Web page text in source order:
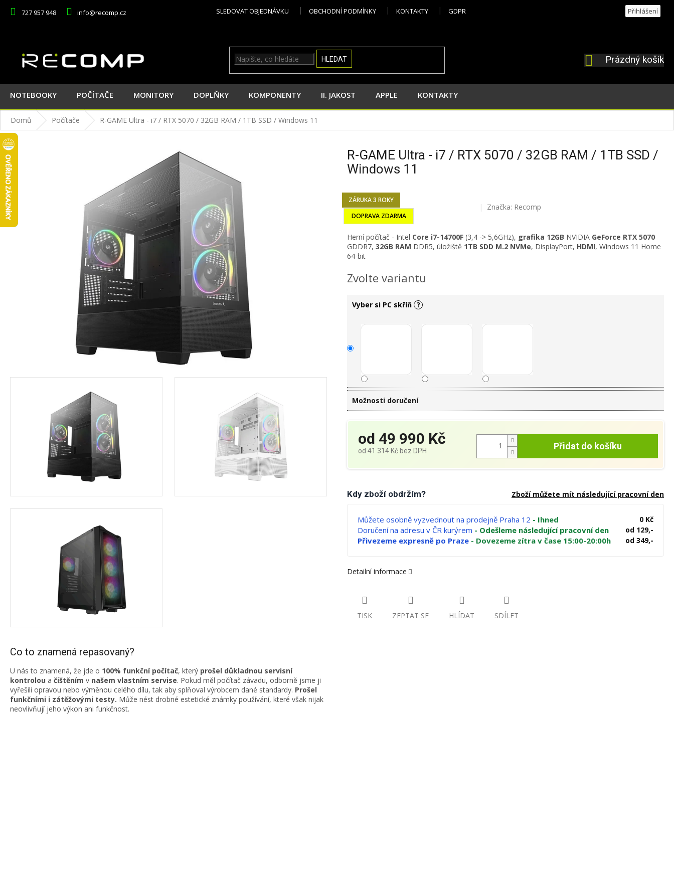
727 957 948 info@recomp.cz SLEDOVAT OBJEDNÁVKU OBCHODNÍ PODMÍNKY KONTAKTY GDPR Přihlášení
HLEDAT
NÁKUPNÍ
Prázdný košík
NOTEBOOKY POČÍTAČE MONITORY DOPLŇKY KOMPONENTY II. JAKOST APPLE KONTAKTY
Domů Počítače R-GAME Ultra - i7 / RTX 5070 / 32GB RAM / 1TB SSD / Windows 11
Co to znamená repasovaný?
U nás to znamená, že jde o 100% funkční počítač, který prošel důkladnou servisní
kontrolou a čištěním v našem vlastním servise. Pokud měl počítač závadu, odborně jsme ji
vyřešili opravou nebo výměnou celého dílu, tak aby splňoval výrobcem dané standardy. Prošel
funkčními i zátěžovými testy. Může nést drobné estetické známky používání, které však nijak
neovlivňují jeho výkon ani funkčnost.
R-GAME Ultra - i7 / RTX 5070 / 32GB RAM / 1TB SSD /
Windows 11
ZÁRUKA 3 ROKY
DOPRAVA ZDARMA
Značka: Recomp
Herní počítač - Intel Core i7-14700F (3,4 -> 5,6GHz), grafika 12GB NVIDIA GeForce RTX 5070
GDDR7, 32GB RAM DDR5, úložiště 1TB SDD M.2 NVMe, DisplayPort, HDMI, Windows 11 Home
64-bit
Zvolte variantu
Vyber si PC skříň ?
Možnosti doručení
od 49 990 Kč
od 41 314 Kč bez DPH
Přidat do košíku
Kdy zboží obdržím? Zboží můžete mít následující pracovní den
Můžete osobně vyzvednout na prodejně Praha 12 - Ihned 0 Kč
Doručení na adresu v ČR kurýrem - Odešleme následující pracovní den od 129,-
Přivezeme expresně po Praze - Dovezeme zítra v čase 15:00-20:00h od 349,-
Detailní informace
TISK ZEPTAT SE HLÍDAT SDÍLET